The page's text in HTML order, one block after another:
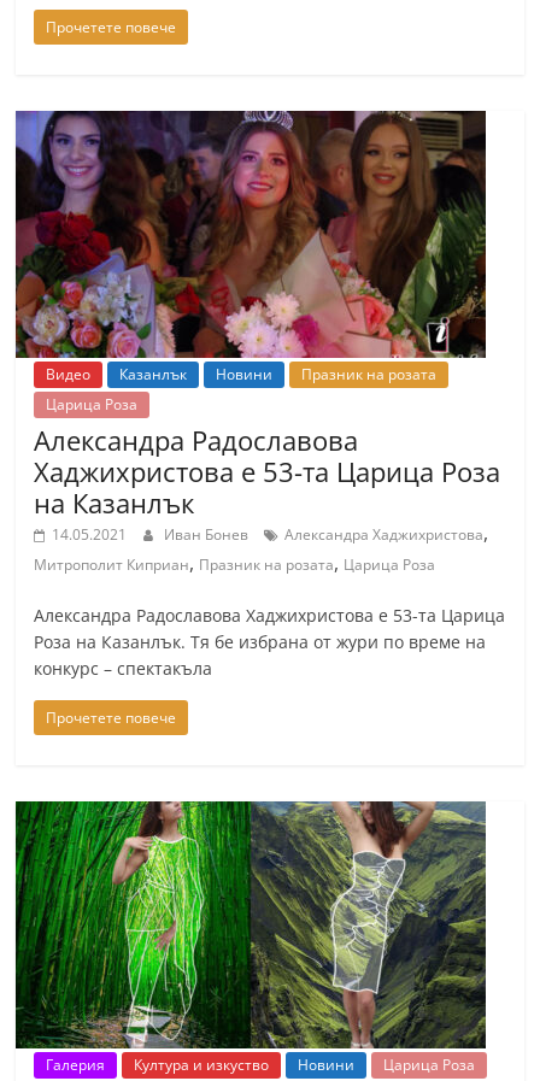
Прочетете повече
Видео Казанлък Новини
Празник на розата
Царица Роза
Александра Радославова
Хаджихристова е 53-та Царица Роза
на Казанлък
14.05.2021 Иван Бонев Александра Хаджихристова,
Митрополит Киприан, Празник на розата, Царица Роза
Александра Радославова Хаджихристова е 53-та Царица
Роза на Казанлък. Тя бе избрана от жури по време на
конкурс – спектакъла
Прочетете повече
Галерия Култура и изкуство Новини Царица Роза